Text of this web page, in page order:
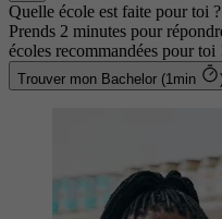
Quelle école est faite pour toi ?
Prends 2 minutes pour
écoles recommandées pour toi
Trouver mon Bachelor (1min